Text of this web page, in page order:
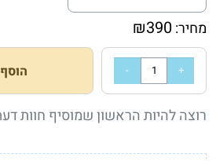
מחיר: ₪390
רוצה להיות הראשון שמוסיף חוות